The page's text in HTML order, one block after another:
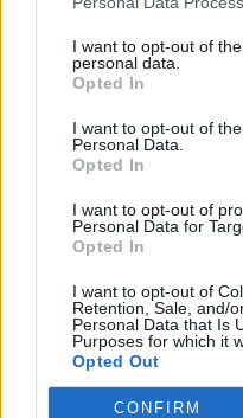
I want to opt-out of
personal data.
Opted In
I want to opt-out of
Personal Data.
Opted In
I want to opt-out of
Personal Data for
Opted In
I want to opt-out of
Retention, Sale, and/
Personal Data that Is
Purposes for which it
Opted Out
CONFIRM
La capital de Japón, fusión
2023, Tokio atrajo a más de